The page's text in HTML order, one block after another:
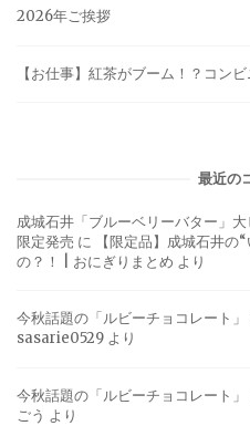
2026年ご挨拶
【お仕事】紅茶がブーム！？コン
最近の
成城石井「ブルーベリーバター」
限定発売 に
【限定品】成城石井
の？！ | おにぎりまとめ より
今秋話題の「ルビーチョコレート
sasarie0529 より
今秋話題の「ルビーチョコレート
ごう より